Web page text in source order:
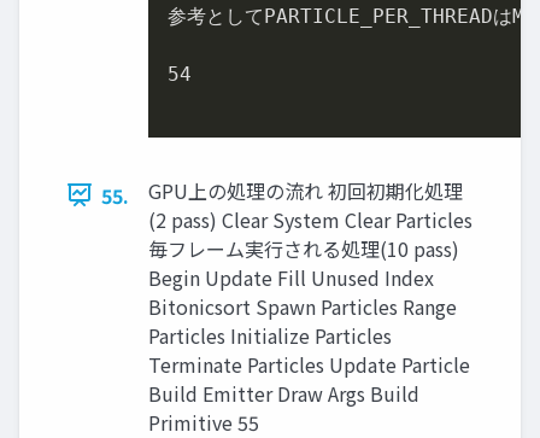
参考としてPARTICLE_PER_THREADは
54
55.
GPU上の処理の流れ 初回初期化処理
(2 pass) Clear System Clear Particles
毎フレーム実行される処理(10 pass)
Begin Update Fill Unused Index
Bitonicsort Spawn Particles Range
Particles Initialize Particles
Terminate Particles Update Particle
Build Emitter Draw Args Build
Primitive 55